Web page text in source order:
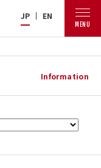
JP EN
MENU
Information